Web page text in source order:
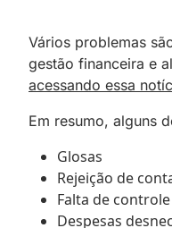
Vários problemas
gestão financeira e
acessando essa
Em resumo, alguns
Glosas
Rejeição de
Falta de
Despesas